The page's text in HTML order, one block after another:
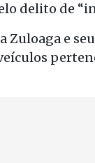
delito de
Zuloaga e